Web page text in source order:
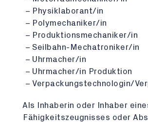
Physiklaborant/in
Polymechaniker/in
Produktionsmechaniker/in
Seilbahn-Mechatroniker/in
Uhrmacher/in
Uhrmacher/in Produktion
Verpackungstechnologin/
Als Inhaberin oder Inhaber
Fähigkeitszeugnisses oder